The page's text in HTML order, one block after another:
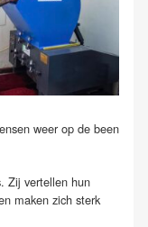
weer op de been
Zij vertellen hun
maken zich sterk